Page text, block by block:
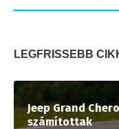
LEGFRISSEBB
Jeep Grand
számítottak